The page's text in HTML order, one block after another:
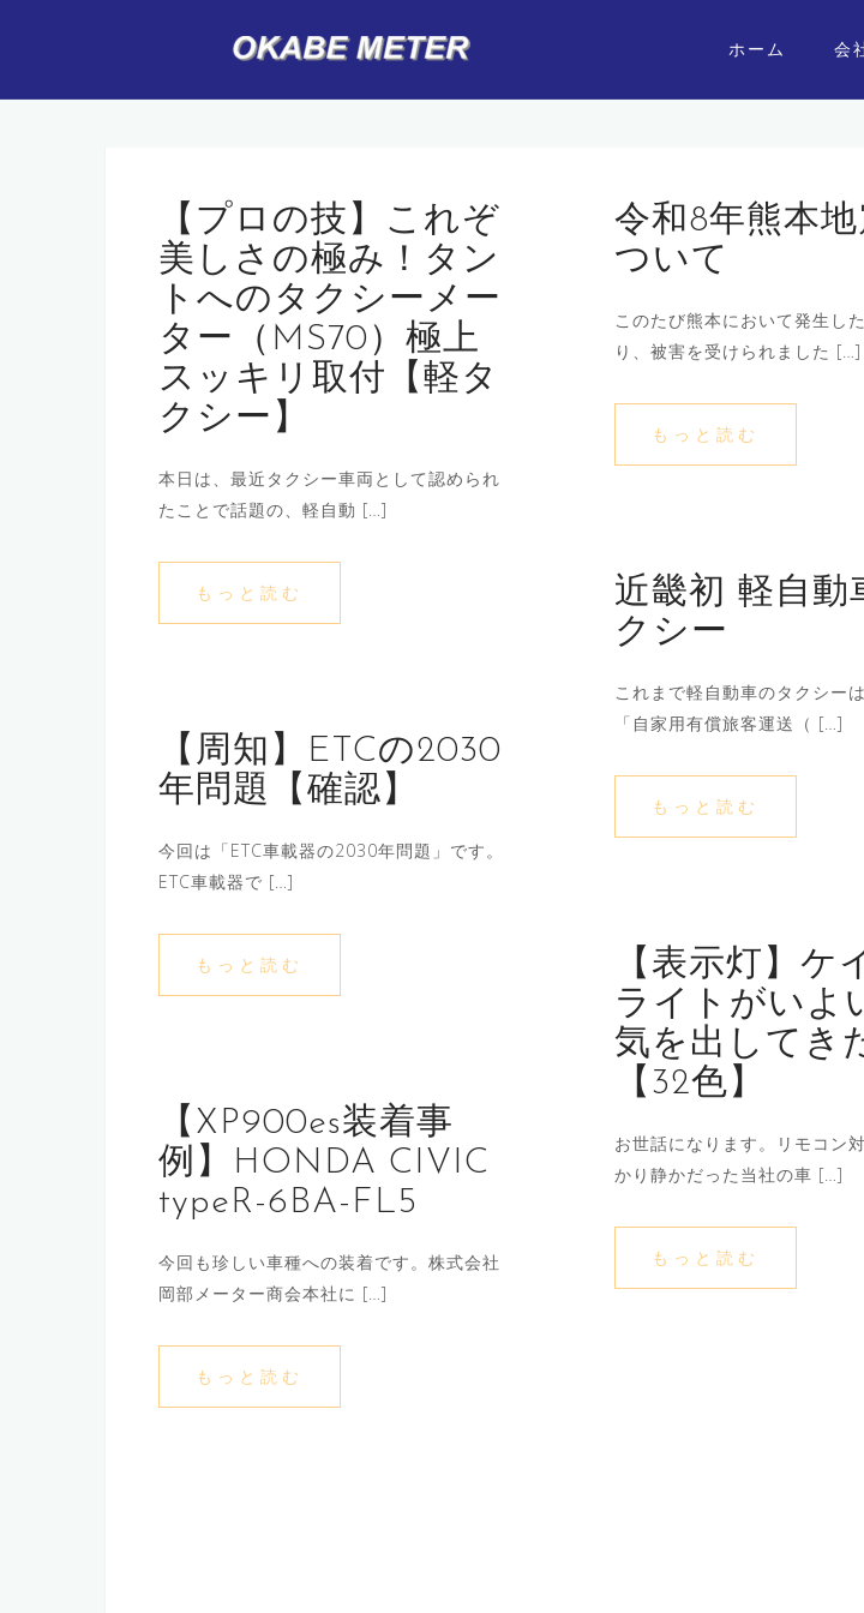
ン
ホーム 会
【プロの技】これぞ
美しさの極み！タン
トへのタクシーメー
ター（MS70）極上
スッキリ取付【軽タ
クシー】
本日は、最近タクシー車両として認められ
たことで話題の、軽自動 […]
もっと読む
令和8年熊本地
ついて
このたび熊本において発生し
り、被害を受けられました […]
もっと読む
近畿初 軽自動
クシー
これまで軽自動車のタクシー
「自家用有償旅客運送（ […]
もっと読む
【周知】ETCの2030
年問題【確認】
今回は「ETC車載器の2030年問題」です。
ETC車載器で […]
もっと読む
【表示灯】ケ
ライトがいよ
気を出してき
【32色】
お世話になります。リモコン
かり静かだった当社の車 […]
もっと読む
【XP900es装着事
例】HONDA CIVIC
typeR-6BA-FL5
今回も珍しい車種への装着です。株式会社
岡部メーター商会本社に […]
もっと読む